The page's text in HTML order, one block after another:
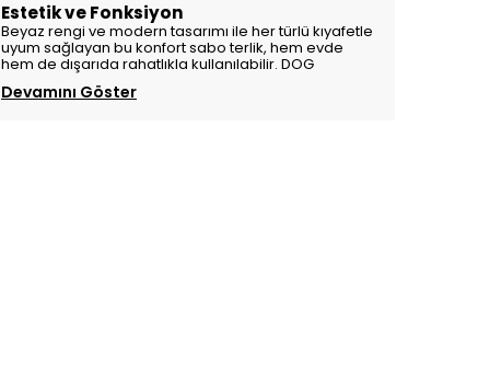
Estetik ve Fonksiyon
Beyaz rengi ve modern tasarımı ile her türlü kıyafetle
uyum sağlayan bu konfort sabo terlik, hem evde
hem de dışarıda rahatlıkla kullanılabilir. DOG
Devamını Göster